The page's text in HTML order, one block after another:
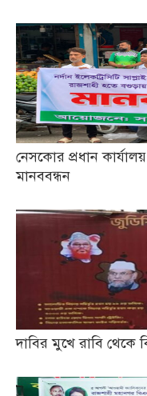
নেসকোর প্রধান
মানববন্ধন
দাবির মুখে রাবি থেকে